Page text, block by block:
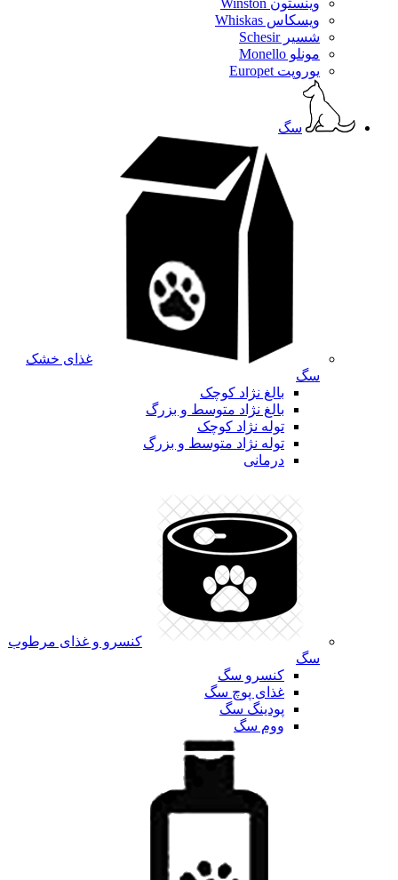
وینستون Winston
ویسکاس Whiskas
شسیر Schesir
مونلو Monello
یوروپت Europet
سگ
غذای خشک
سگ
بالغ نژاد کوچک
بالغ نژاد متوسط و بزرگ
توله نژاد کوچک
توله نژاد متوسط و بزرگ
درمانی
کنسرو و غذای مرطوب
سگ
کنسرو سگ
غذای پوچ سگ
پودینگ سگ
ووم سگ